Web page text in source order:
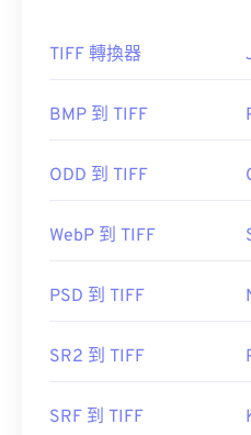
如何開啟 TIFF 檔
Photo Viewer
和 macOS
其他替代程序包括
TIFF 轉換器
BMP 到 TIFF
ODD 到 TIFF
WebP 到 TIFF
PSD 到 TIFF
SR2 到 TIFF
SRF 到 TIFF